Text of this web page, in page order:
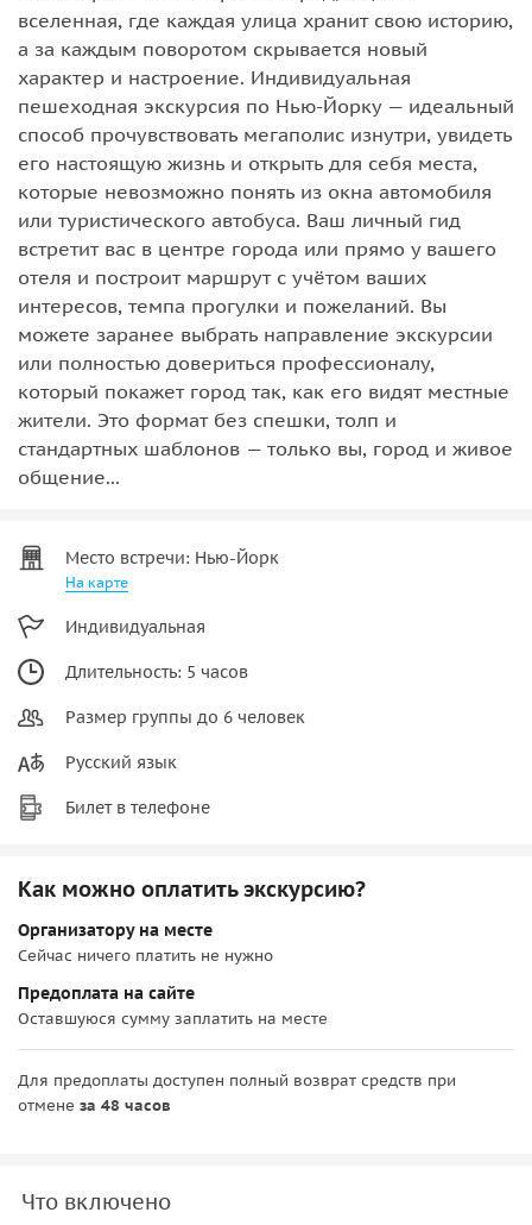
вселенная, где каждая улица хранит свою историю,
а за каждым поворотом скрывается новый
характер и настроение. Индивидуальная
пешеходная экскурсия по Нью-Йорку — идеальный
способ прочувствовать мегаполис изнутри, увидеть
его настоящую жизнь и открыть для себя места,
которые невозможно понять из окна автомобиля
или туристического автобуса. Ваш личный гид
встретит вас в центре города или прямо у вашего
отеля и построит маршрут с учётом ваших
интересов, темпа прогулки и пожеланий. Вы
можете заранее выбрать направление экскурсии
или полностью довериться профессионалу,
который покажет город так, как его видят местные
жители. Это формат без спешки, толп и
стандартных шаблонов — только вы, город и живое
общение...
Место встречи: Нью-Йорк
На карте
Индивидуальная
Длительность: 5 часов
Размер группы до 6 человек
Русский язык
Билет в телефоне
Как можно оплатить экскурсию?
Организатору на месте
Сейчас ничего платить не нужно
Предоплата на сайте
Оставшуюся сумму заплатить на месте
Для предоплаты доступен полный возврат средств при
отмене за 48 часов
Что включено